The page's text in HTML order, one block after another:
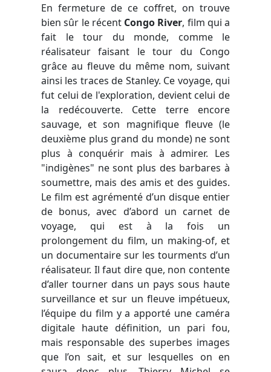
En fermeture de ce coffret, on trouve
bien sûr le récent Congo River, film qui a
fait le tour du monde, comme le
réalisateur faisant le tour du Congo
grâce au fleuve du même nom, suivant
ainsi les traces de Stanley. Ce voyage, qui
fut celui de l'exploration, devient celui de
la redécouverte. Cette terre encore
sauvage, et son magnifique fleuve (le
deuxième plus grand du monde) ne sont
plus à conquérir mais à admirer. Les
"indigènes" ne sont plus des barbares à
soumettre, mais des amis et des guides.
Le film est agrémenté d’un disque entier
de bonus, avec d’abord un carnet de
voyage, qui est à la fois un
prolongement du film, un making-of, et
un documentaire sur les tourments d’un
réalisateur. Il faut dire que, non contente
d’aller tourner dans un pays sous haute
surveillance et sur un fleuve impétueux,
l’équipe du film y a apporté une caméra
digitale haute définition, un pari fou,
mais responsable des superbes images
que l’on sait, et sur lesquelles on en